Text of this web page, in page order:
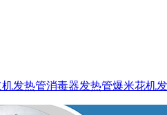
发热管消毒器发热管爆米花机